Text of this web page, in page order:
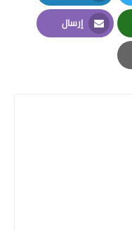
LinkedIn
إرسال
Email